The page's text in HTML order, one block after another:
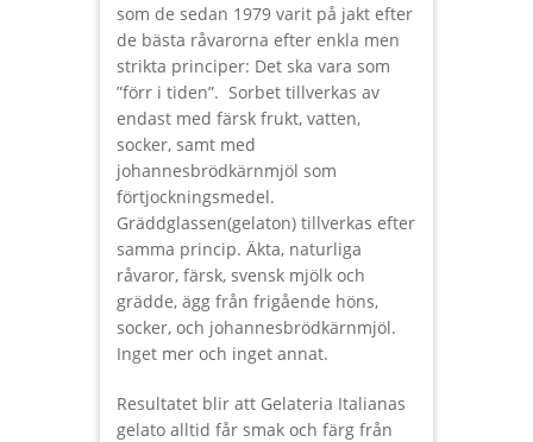
som de sedan 1979 varit på jakt efter
de bästa råvarorna efter enkla men
strikta principer: Det ska vara som
”förr i tiden”. Sorbet tillverkas av
endast med färsk frukt, vatten,
socker, samt med
johannesbrödkärnmjöl som
förtjockningsmedel.
Gräddglassen(gelaton) tillverkas efter
samma princip. Äkta, naturliga
råvaror, färsk, svensk mjölk och
grädde, ägg från frigående höns,
socker, och johannesbrödkärnmjöl.
Inget mer och inget annat.
Resultatet blir att Gelateria Italianas
gelato alltid får smak och färg från